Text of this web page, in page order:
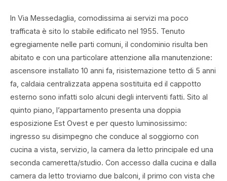
In Via Messedaglia, comodissima ai servizi ma poco
trafficata è sito lo stabile edificato nel 1955. Tenuto
egregiamente nelle parti comuni, il condominio risulta ben
abitato e con una particolare attenzione alla manutenzione:
ascensore installato 10 anni fa, risistemazione tetto di 5 anni
fa, caldaia centralizzata appena sostituita ed il cappotto
esterno sono infatti solo alcuni degli interventi fatti. Sito al
quinto piano, l’appartamento presenta una doppia
esposizione Est Ovest e per questo luminosissimo:
ingresso su disimpegno che conduce al soggiorno con
cucina a vista, servizio, la camera da letto principale ed una
seconda cameretta/studio. Con accesso dalla cucina e dalla
camera da letto troviamo due balconi, il primo con vista che